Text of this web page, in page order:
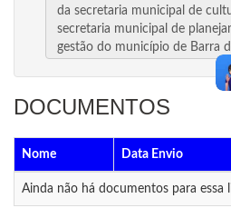
DOCUMENTOS
Nome Data Envio
Ainda não há documentos para essa